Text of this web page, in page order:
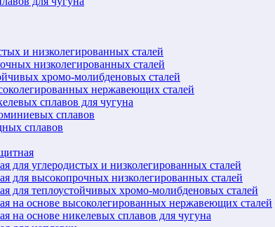
и низколегированных сталей
низколегированных сталей
хромо-молибденовых сталей
нержавеющих сталей
сплавов для чугуна
сплавов
сплавов
для углеродистых и низколегированных сталей
для высокопрочных низколегированных сталей
для теплоустойчивых хромо-молибденовых сталей
на основе высоколегированных нержавеющих сталей
на основе никелевых сплавов для чугуна